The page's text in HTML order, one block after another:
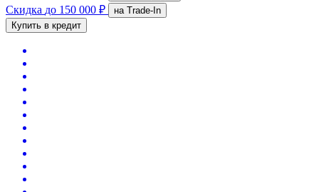
Скидка до 150 000 ₽
на Trade-In
Купить в кредит